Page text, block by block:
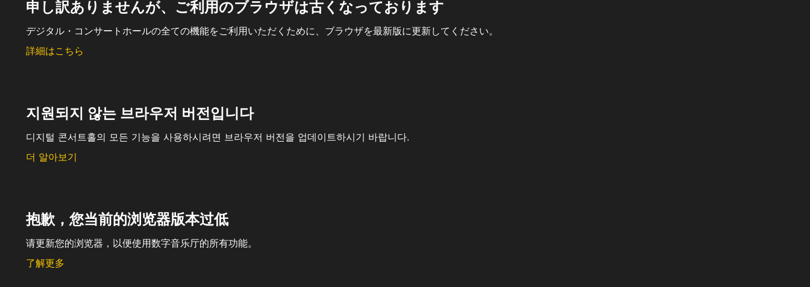
申し訳ありませんが、ご利用のブラウザは古くなっております
デジタル・コンサートホールの全ての機能をご利用いただくために、ブラウザを最新版に更新してください。
詳細はこちら
지원되지 않는 브라우저 버전입니다
디지털 콘서트홀의 모든 기능을 사용하시려면 브라우저 버전을 업데이트하시기 바랍니다.
더 알아보기
抱歉，您当前的浏览器版本过低
请更新您的浏览器，以便使用数字音乐厅的所有功能。
了解更多